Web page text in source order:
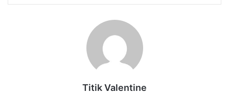
Titik Valentine